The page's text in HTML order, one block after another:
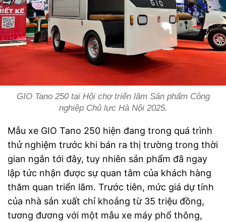
GIO Tano 250 tại Hội chợ triển lãm Sản phẩm Công
nghiệp Chủ lực Hà Nội 2025.
Mẫu xe GIO Tano 250 hiện đang trong quá trình
thử nghiệm trước khi bán ra thị trường trong thời
gian ngắn tới đây, tuy nhiên sản phẩm đã ngay
lập tức nhận được sự quan tâm của khách hàng
thăm quan triển lãm. Trước tiên, mức giá dự tính
của nhà sản xuất chỉ khoảng từ 35 triệu đồng,
tương đương với một mẫu xe máy phổ thông,